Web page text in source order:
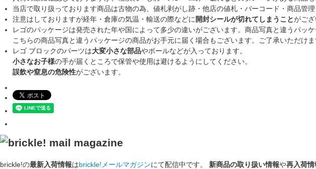
当店で取り扱っております商品は古物の為、値札剥がし跡・他店の値札・バーコード・商品管
注意はしておりますが経年・倉庫の気温・輸送の際などに 開封シールが切れてしまうことがござ
レゴのパッケージは発売された年や国によって多少の違いがございます。商品写真と違うパッケ
こちらの商品写真と違うパッケージの商品がお手元に届く場合もございます。ご了承いただけま
レゴ ブロックのパーツは大変小さな部品やボールなどが入っております。
小さなお子様の手が届くところで保管や使用は避けるようにしてください。
誤飲や窒息の危険性がございます。
brickle!の最新入荷情報はbrickle!メールマガジンにて配信中です。 新商品の取り扱い情報や再入荷情